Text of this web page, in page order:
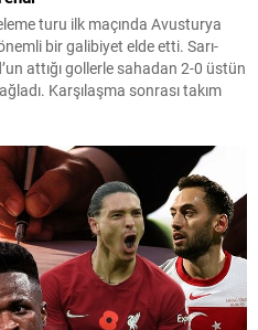
turu ilk maçında Avusturya
bir galibiyet elde etti. Sarı-
attığı gollerle sahadan 2-0 üstün
Karşılaşma sonrası takım
gelecek planlarına dair bilgi
Kamer,...